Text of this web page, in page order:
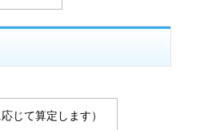
じて算定します）